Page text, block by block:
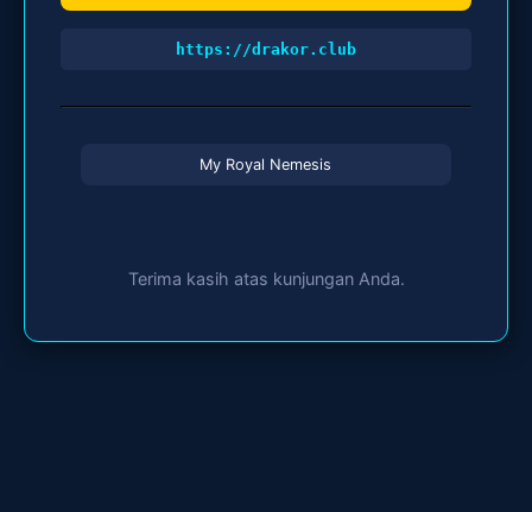
https://drakor.club
My Royal Nemesis
Terima kasih atas kunjungan Anda.